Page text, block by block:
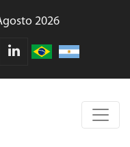
2026